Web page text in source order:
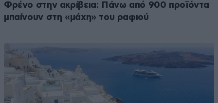
Φρένο στην ακρίβεια: Πάνω από 900 προϊόντα
μπαίνουν στη «μάχη» του ραφιού